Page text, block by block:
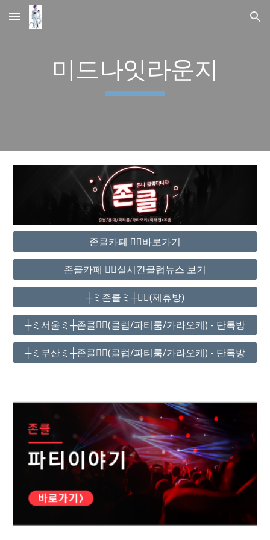
Skip to main content Skip to navigation
미드나잇라운지
존클카페 ❤️‍🔥바로가기
존클카페 ❤️‍🔥실시간클럽뉴스 보기
┼ミ존클ミ┼❤️‍🔥(제휴방)
┼ミ서울ミ┼존클❤️‍🔥(클럽/파티룸/가라오케) - 단톡방
┼ミ부산ミ┼존클❤️‍🔥(클럽/파티룸/가라오케) - 단톡방